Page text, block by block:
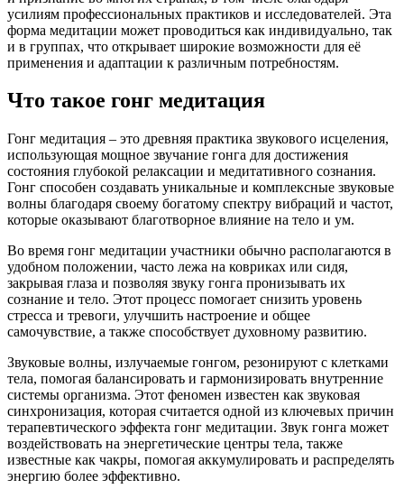
усилиям профессиональных практиков и исследователей. Эта
форма медитации может проводиться как индивидуально, так
и в группах, что открывает широкие возможности для её
применения и адаптации к различным потребностям.
Что такое гонг медитация
Гонг медитация – это древняя практика звукового исцеления,
использующая мощное звучание гонга для достижения
состояния глубокой релаксации и медитативного сознания.
Гонг способен создавать уникальные и комплексные звуковые
волны благодаря своему богатому спектру вибраций и частот,
которые оказывают благотворное влияние на тело и ум.
Во время гонг медитации участники обычно располагаются в
удобном положении, часто лежа на ковриках или сидя,
закрывая глаза и позволяя звуку гонга пронизывать их
сознание и тело. Этот процесс помогает снизить уровень
стресса и тревоги, улучшить настроение и общее
самочувствие, а также способствует духовному развитию.
Звуковые волны, излучаемые гонгом, резонируют с клетками
тела, помогая балансировать и гармонизировать внутренние
системы организма. Этот феномен известен как звуковая
синхронизация, которая считается одной из ключевых причин
терапевтического эффекта гонг медитации. Звук гонга может
воздействовать на энергетические центры тела, также
известные как чакры, помогая аккумулировать и распределять
энергию более эффективно.